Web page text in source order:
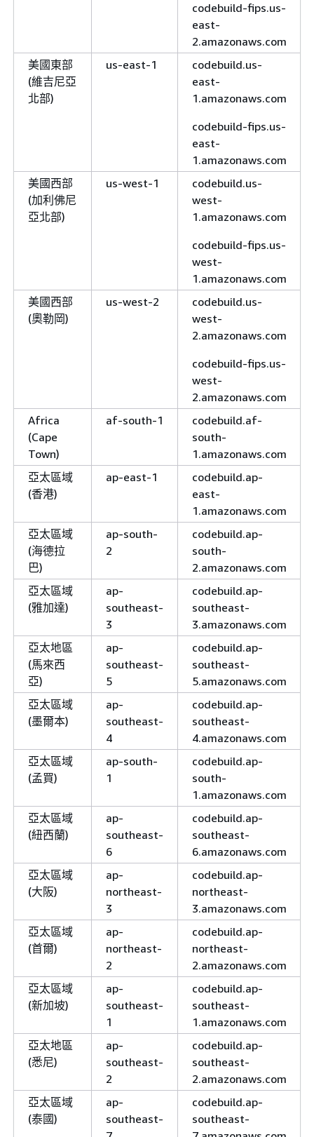
codebuild-fips.us-
east-
2.amazonaws.com
美國東部
(維吉尼亞
北部)
us-east-1
codebuild.us-
east-
1.amazonaws.com
codebuild-fips.us-
east-
1.amazonaws.com
美國西部
(加利佛尼
亞北部)
us-west-1
codebuild.us-
west-
1.amazonaws.com
codebuild-fips.us-
west-
1.amazonaws.com
美國西部
(奧勒岡)
us-west-2
codebuild.us-
west-
2.amazonaws.com
codebuild-fips.us-
west-
2.amazonaws.com
Africa
(Cape
Town)
af-south-1
codebuild.af-
south-
1.amazonaws.com
亞太區域
(香港)
ap-east-1
codebuild.ap-
east-
1.amazonaws.com
亞太區域
(海德拉
巴)
ap-south-
2
codebuild.ap-
south-
2.amazonaws.com
亞太區域
(雅加達)
ap-
southeast-
3
codebuild.ap-
southeast-
3.amazonaws.com
亞太地區
(馬來西
亞)
ap-
southeast-
5
codebuild.ap-
southeast-
5.amazonaws.com
亞太區域
(墨爾本)
ap-
southeast-
4
codebuild.ap-
southeast-
4.amazonaws.com
亞太區域
(孟買)
ap-south-
1
codebuild.ap-
south-
1.amazonaws.com
亞太區域
(紐西蘭)
ap-
southeast-
6
codebuild.ap-
southeast-
6.amazonaws.com
亞太區域
(大阪)
ap-
northeast-
3
codebuild.ap-
northeast-
3.amazonaws.com
亞太區域
(首爾)
ap-
northeast-
2
codebuild.ap-
northeast-
2.amazonaws.com
亞太區域
(新加坡)
ap-
southeast-
1
codebuild.ap-
southeast-
1.amazonaws.com
亞太地區
(悉尼)
ap-
southeast-
2
codebuild.ap-
southeast-
2.amazonaws.com
亞太區域
(泰國)
ap-
southeast-
codebuild.ap-
southeast-